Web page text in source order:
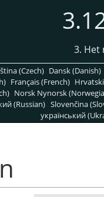
3.
(Czech) Dansk (Danish)
Français (French)
Norsk Nynorsk
(Russian) Slovenčina
український